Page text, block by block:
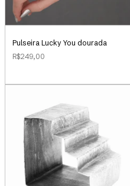
Pulseira Lucky You dourada
R$249,00